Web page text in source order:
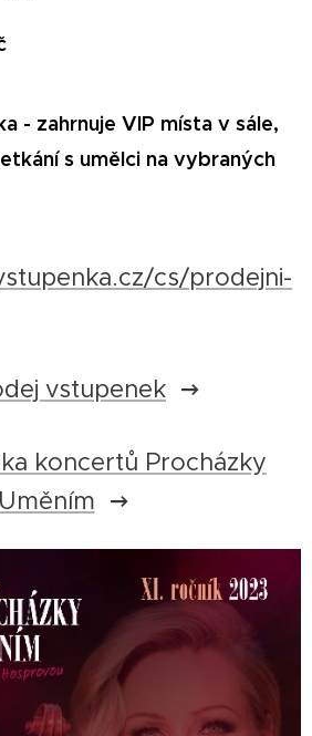
- zahrnuje VIP místa v sále,
s umělci na vybraných
cs/prodejni-
vstupenek
koncertů Procházky
Uměním